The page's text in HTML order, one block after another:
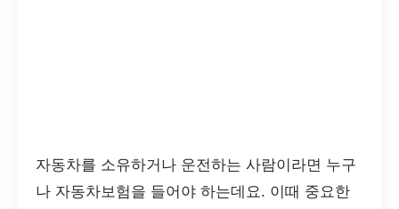
자동차를 소유하거나 운전하는 사람이라면 누구
나 자동차보험을 들어야 하는데요. 이때 중요한